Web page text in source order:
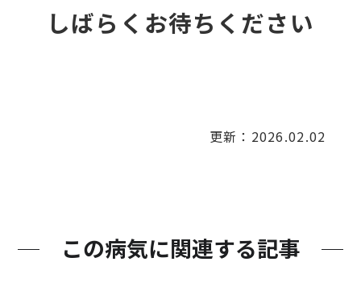
がんしばらくお待ちください
更新：2026.02.02
この病気に関連する記事